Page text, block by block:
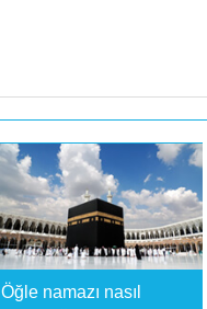
Öğle namazı nasıl